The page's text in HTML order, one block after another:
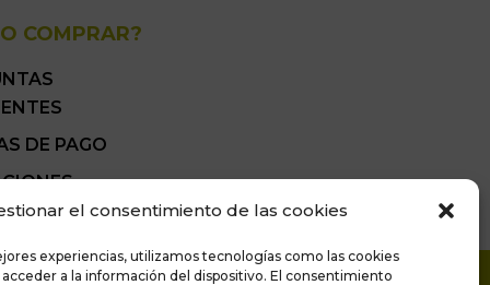
el consentimiento de las cookies
experiencias, utilizamos tecnologías como las cookies
acceder a la información del dispositivo. El consentimiento
COMPRAR?
DE PAGO
DE VENTA